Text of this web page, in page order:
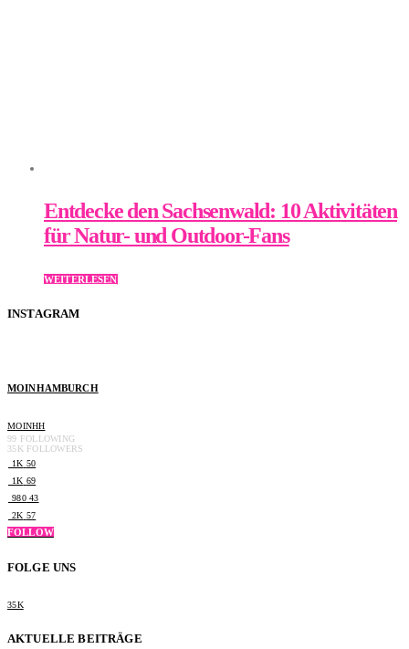
Entdecke den Sachsenwald: 10 Aktivitäten
für Natur- und Outdoor-Fans
WEITERLESEN
INSTAGRAM
MOINHAMBURCH
MOINHH
99 FOLLOWING
35KFOLLOWERS
1K 50
1K 69
980 43
2K 57
FOLLOW
FOLGE UNS
35K
AKTUELLE BEITRÄGE